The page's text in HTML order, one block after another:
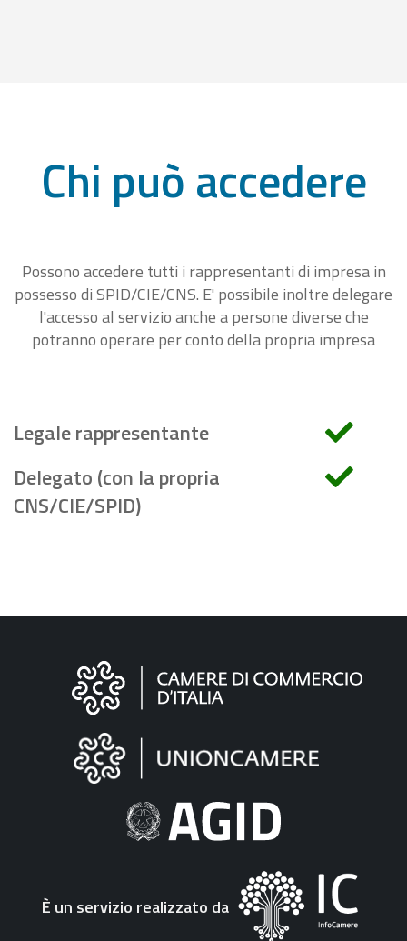
Chi può accedere
Possono accedere tutti i rappresentanti di impresa in
possesso di SPID/CIE/CNS. E' possibile inoltre delegare
l'accesso al servizio anche a persone diverse che
potranno operare per conto della propria impresa
Legale rappresentante
Delegato (con la propria
CNS/CIE/SPID)
Informazioni
"Fattura
Elettronica"
È un servizio realizzato da